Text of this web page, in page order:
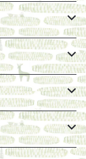
たい一冊